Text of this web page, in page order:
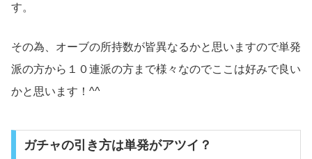
す。
その為、オーブの所持数が皆異なるかと思いますので単発
派の方から１０連派の方まで様々なのでここは好みで良い
かと思います！^^
ガチャの引き方は単発がアツイ？